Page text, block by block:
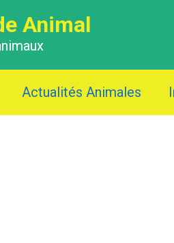
Animal
Actualités Animales